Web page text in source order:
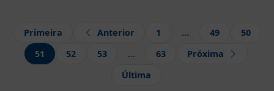
Primeira Anterior 1 … 49
50
51
52 53 … 63
Próxima
Última